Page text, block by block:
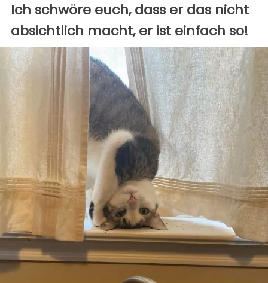
Ich schwöre euch, dass er das nicht
absichtlich macht, er ist einfach so!